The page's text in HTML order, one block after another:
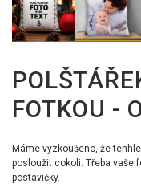
FOTKOU -
Máme vyzkoušeno, že
posloužit cokoli. Třeba vaše
postavičky.